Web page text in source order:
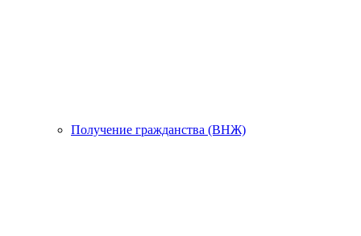
Получение гражданства (ВНЖ)